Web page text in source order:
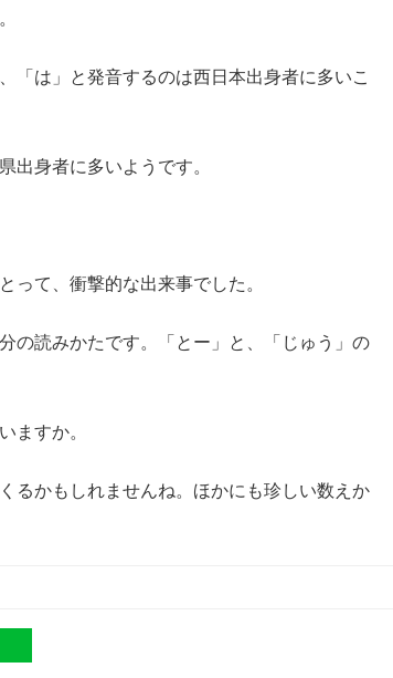
「は」と発音するのは西日本出身者に多いこ
出身者に多いようです。
って、衝撃的な出来事でした。
の読みかたです。「とー」と、「じゅう」の
ますか。
るかもしれませんね。ほかにも珍しい数えか